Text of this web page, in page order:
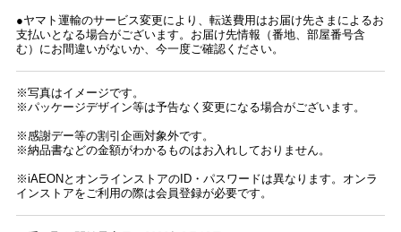
●ヤマト運輸のサービス変更により、転送費用はお届け先さまによるお
支払いとなる場合がございます。お届け先情報（番地、部屋番号含
む）にお間違いがないか、今一度ご確認ください。
※写真はイメージです。
※パッケージデザイン等は予告なく変更になる場合がございます。
※感謝デー等の割引企画対象外です。
※納品書などの金額がわかるものはお入れしておりません。
※iAEONとオンラインストアのID・パスワードは異なります。オンラ
インストアをご利用の際は会員登録が必要です。